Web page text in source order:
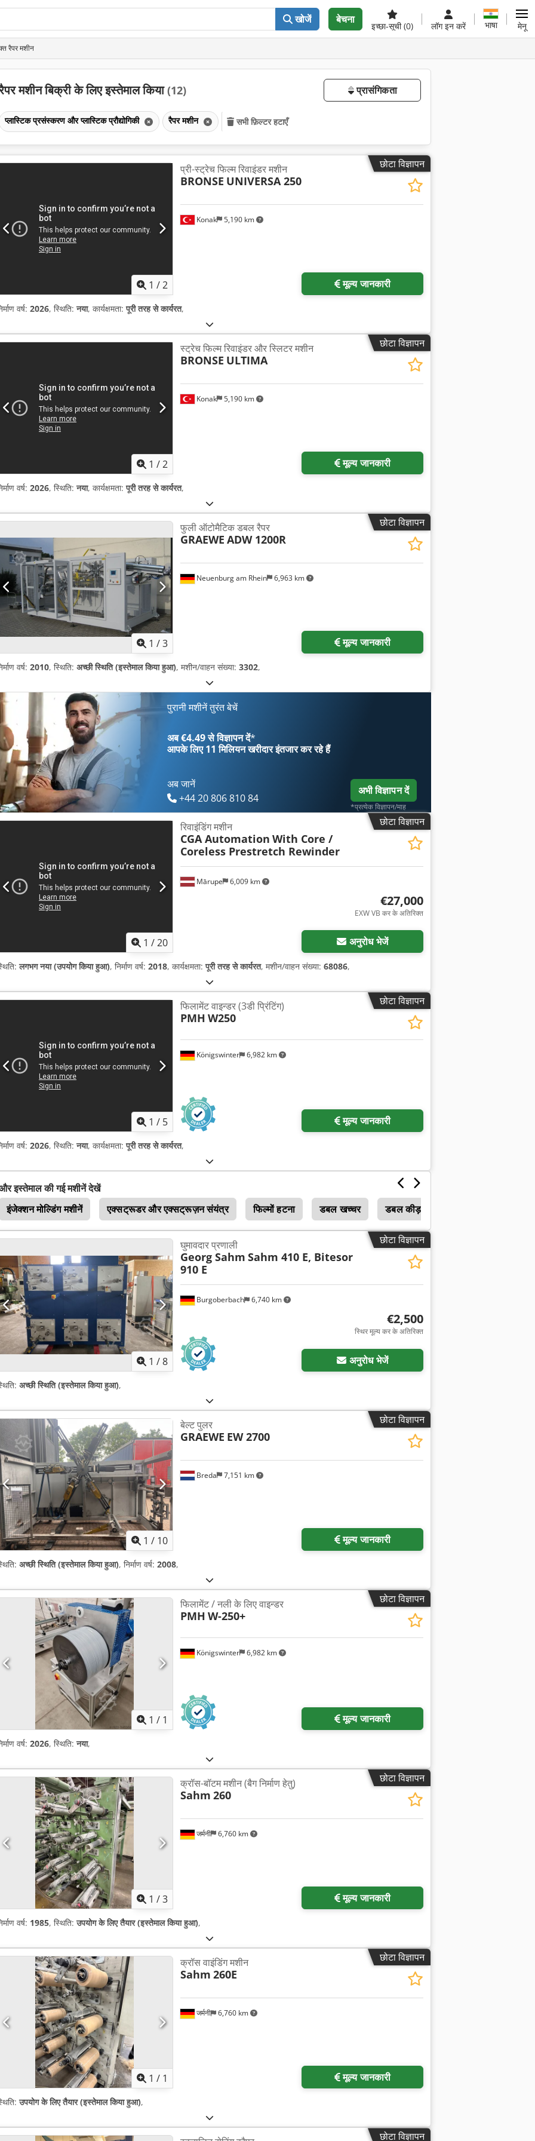
खोजें बेचना
इच्छा-सूची(0) लॉग इन करें भाषा मेनू
रैपर मशीन
मशीन बिक्री के लिए इस्तेमाल किया(12) प्रासंगिकता
प्लास्टिक प्रसंस्करण और प्लास्टिक प्रौद्योगिकी रैपर मशीन सभी फ़िल्टर हटाएँ
छोटा विज्ञापन
1 /2
Konak 5,190 km
प्री-स्ट्रेच फिल्म रिवाइंडर मशीन
BRONSE UNIVERSA 250
मूल्य जानकारी
वर्ष: 2026, स्थिति:नया, कार्यक्षमता:पूरी तरह से कार्यरत,
छोटा विज्ञापन
1 /2
Konak 5,190 km
स्ट्रेच फिल्म रिवाइंडर और स्लिटर मशीन
BRONSE ULTIMA
मूल्य जानकारी
वर्ष: 2026, स्थिति:नया, कार्यक्षमता:पूरी तरह से कार्यरत,
छोटा विज्ञापन
1 /3
Neuenburg am Rhein 6,963 km
फुली ऑटोमैटिक डबल रैपर
GRAEWE ADW 1200R
मूल्य जानकारी
वर्ष: 2010, स्थिति: अच्छी स्थिति (इस्तेमाल किया हुआ), मशीन/वाहन संख्या: 3302,
पुरानी मशीनें तुरंत बेचें
अब €4.49 से विज्ञापन दें*
आपके लिए11 मिलियन खरीदारइंतजार कर रहे हैं
अब जानें
+44 20 806 810 84
अभी विज्ञापन दें
*प्रत्येक विज्ञापन/माह
छोटा विज्ञापन
1 /20
Mārupe 6,009 km
रिवाइंडिंग मशीन
CGA Automation With Core /
Coreless Prestretch Rewinder
€27,000
EXW VB कर के अतिरिक्त
अनुरोध भेजें
लगभग नया (उपयोग किया हुआ), निर्माण वर्ष: 2018, कार्यक्षमता:पूरी तरह से कार्यरत, मशीन/वाहन संख्या: 68086,
छोटा विज्ञापन
1 / 5
Königswinter 6,982 km
फिलामेंट वाइन्डर (3डी प्रिंटिंग)
PMH W250
मूल्य जानकारी
वर्ष: 2026, स्थिति:नया, कार्यक्षमता:पूरी तरह से कार्यरत,
इस्तेमाल की गई मशीनें देखें
इंजेक्शन मोल्डिंग मशीनें
एक्सट्रूडर और एक्सट्रूज़न संयंत्र फिल्मों हटना डबल खच्चर डबल कीड़ा
छोटा विज्ञापन
1 /8
Burgoberbach 6,740 km
घुमावदार प्रणाली
Georg Sahm Sahm 410 E, Bitesor
910 E
€2,500
स्थिर मूल्य कर के अतिरिक्त
अनुरोध भेजें
अच्छी स्थिति (इस्तेमाल किया हुआ),
छोटा विज्ञापन
1 / 10
Breda 7,151 km
बेल्ट पुलर
GRAEWE EW 2700
मूल्य जानकारी
अच्छी स्थिति (इस्तेमाल किया हुआ), निर्माण वर्ष: 2008,
छोटा विज्ञापन
1 / 1
Königswinter 6,982 km
फिलामेंट / नली के लिए वाइन्डर
PMH W-250+
मूल्य जानकारी
वर्ष: 2026, स्थिति:नया,
छोटा विज्ञापन
1 /3
जर्मनी 6,760 km
क्रॉस-बॉटम मशीन (बैग निर्माण हेतु)
Sahm 260
मूल्य जानकारी
वर्ष: 1985, स्थिति:उपयोग के लिए तैयार (इस्तेमाल किया हुआ),
छोटा विज्ञापन
1 / 1
जर्मनी 6,760 km
क्रॉस वाइंडिंग मशीन
Sahm 260E
मूल्य जानकारी
उपयोग के लिए तैयार (इस्तेमाल किया हुआ),
छोटा विज्ञापन